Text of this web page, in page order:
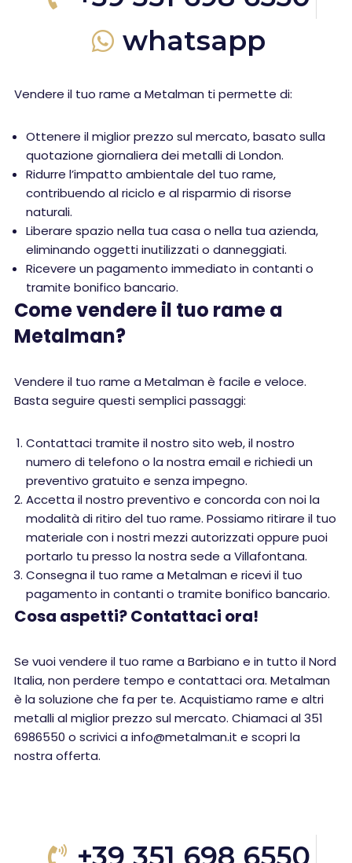
whatsapp
Vendere il tuo rame a Metalman ti permette di:
Ottenere il miglior prezzo sul mercato, basato sulla
quotazione giornaliera dei metalli di London.
Ridurre l’impatto ambientale del tuo rame,
contribuendo al riciclo e al risparmio di risorse
naturali.
Liberare spazio nella tua casa o nella tua azienda,
eliminando oggetti inutilizzati o danneggiati.
Ricevere un pagamento immediato in contanti o
tramite bonifico bancario.
Come vendere il tuo rame a
Metalman?
Vendere il tuo rame a Metalman è facile e veloce.
Basta seguire questi semplici passaggi:
Contattaci tramite il nostro sito web, il nostro
numero di telefono o la nostra email e richiedi un
preventivo gratuito e senza impegno.
Accetta il nostro preventivo e concorda con noi la
modalità di ritiro del tuo rame. Possiamo ritirare il tuo
materiale con i nostri mezzi autorizzati oppure puoi
portarlo tu presso la nostra sede a Villafontana.
Consegna il tuo rame a Metalman e ricevi il tuo
pagamento in contanti o tramite bonifico bancario.
Cosa aspetti? Contattaci ora!
Se vuoi vendere il tuo rame a Barbiano e in tutto il Nord
Italia, non perdere tempo e contattaci ora. Metalman
è la soluzione che fa per te. Acquistiamo rame e altri
metalli al miglior prezzo sul mercato. Chiamaci al 351
6986550 o scrivici a info@metalman.it e scopri la
nostra offerta.